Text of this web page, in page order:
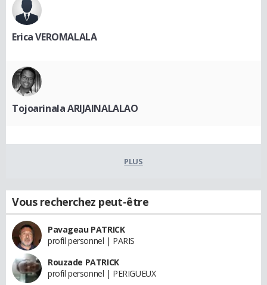
Erica VEROMALALA
Tojoarinala ARIJAINALALAO
PLUS
Vous recherchez peut-être
Pavageau PATRICK
profil personnel | PARIS
Rouzade PATRICK
profil personnel | PERIGUEUX